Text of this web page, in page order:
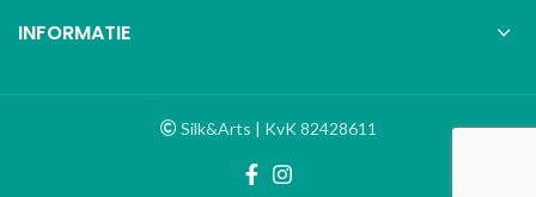
INFORMATIE
Silk&Arts | KvK 82428611